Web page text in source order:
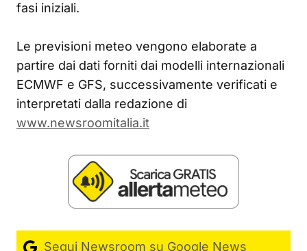
fasi iniziali.
Le previsioni meteo vengono elaborate a
partire dai dati forniti dai modelli internazionali
ECMWF e GFS, successivamente verificati e
interpretati dalla redazione di
www.newsroomitalia.it
Segui Newsroom su Google News